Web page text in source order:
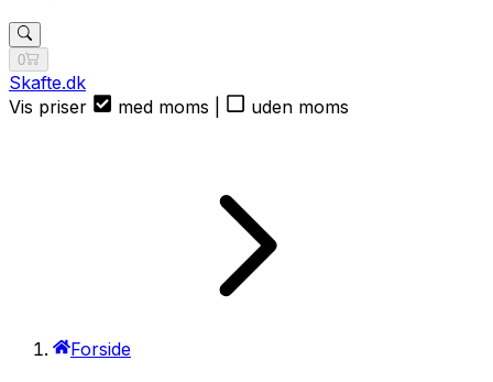
0
Skafte.dk
Vis priser
med moms uden moms
Forside